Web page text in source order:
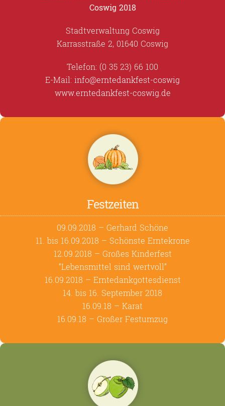
Coswig 2018
Stadtverwaltung Coswig
Karrasstraße 2, 01640 Coswig
Telefon: (0 35 23) 66 100
E-Mail: info@erntedankfest-coswig
www.erntedankfest-coswig.de
Festzeiten
09.09.2018 – Gerhard Schöne
11. bis 16.09.2018 – Schönste Erntekrone
12.09.2018 – Großes Kinderfest
“Lebensmittel sind wertvoll”
16.09.2018 – Erntedankgottesdienst
14. bis 16. September 2018
16.09.18 – Karat
16.09.18 – Großer Festumzug